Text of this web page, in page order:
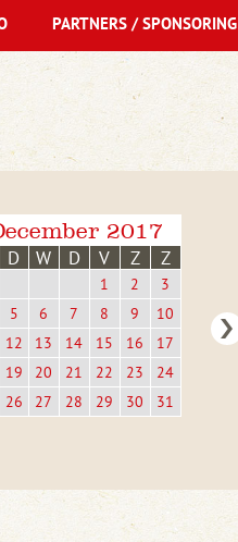
2017
D W D V Z Z
1 2
3
5 6 7 8 9
10
12 13 14 15 16
17
19 20 21 22 23
24
26 27 28 29 30 31
PARTNERS / SPONSORING